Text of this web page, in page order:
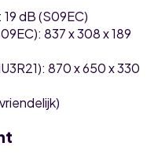
: 19 dB (S09EC)
: 837 x 308 x 189
: 870 x 650 x 330